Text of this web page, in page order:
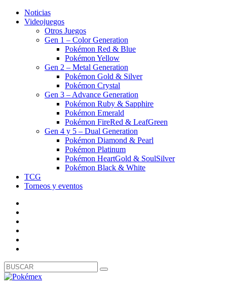
Noticias
Videojuegos
Otros Juegos
Gen 1 – Color Generation
Pokémon Red & Blue
Pokémon Yellow
Gen 2 – Metal Generation
Pokémon Gold & Silver
Pokémon Crystal
Gen 3 – Advance Generation
Pokémon Ruby & Sapphire
Pokémon Emerald
Pokémon FireRed & LeafGreen
Gen 4 y 5 – Dual Generation
Pokémon Diamond & Pearl
Pokémon Platinum
Pokémon HeartGold & SoulSilver
Pokémon Black & White
TCG
Torneos y eventos